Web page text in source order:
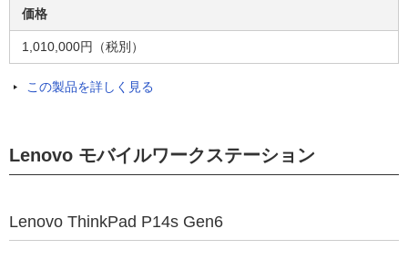
価格
1,010,000円（税別）
この製品を詳しく見る
Lenovo モバイルワークステーション
Lenovo ThinkPad P14s Gen6